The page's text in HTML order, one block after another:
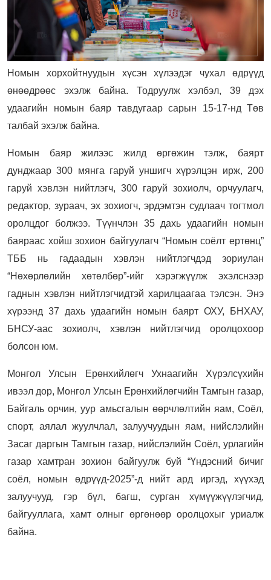
Номын хорхойтнуудын хүсэн хүлээдэг чухал өдрүүд
өнөөдрөөс эхэлж байна. Тодруулж хэлбэл, 39 дэх
удаагийн номын баяр тавдугаар сарын 15-17-нд Төв
талбай эхэлж байна.
Номын баяр жилээс жилд өргөжин тэлж, баярт
дунджаар 300 мянга гаруй уншигч хүрэлцэн ирж, 200
гаруй хэвлэн нийтлэгч, 300 гаруй зохиолч, орчуулагч,
редактор, зураач, эх зохиогч, эрдэмтэн судлаач тогтмол
оролцдог болжээ. Түүнчлэн 35 дахь удаагийн номын
баяраас хойш зохион байгуулагч “Номын соёлт ертөнц”
ТББ нь гадаадын хэвлэн нийтлэгчдэд зориулан
“Нөхөрлөлийн хөтөлбөр”-ийг хэрэгжүүлж эхэлснээр
гаднын хэвлэн нийтлэгчидтэй харилцаагаа тэлсэн. Энэ
хүрээнд 37 дахь удаагийн номын баярт ОХУ, БНХАУ,
БНСУ-аас зохиолч, хэвлэн нийтлэгчид оролцохоор
болсон юм.
Монгол Улсын Ерөнхийлөгч Ухнаагийн Хүрэлсүхийн
ивээл дор, Монгол Улсын Ерөнхийлөгчийн Тамгын газар,
Байгаль орчин, уур амьсгалын өөрчлөлтийн яам, Соёл,
спорт, аялал жуулчлал, залуучуудын яам, нийслэлийн
Засаг даргын Тамгын газар, нийслэлийн Соёл, урлагийн
газар хамтран зохион байгуулж буй “Үндэсний бичиг
соёл, номын өдрүүд-2025”-д нийт ард иргэд, хүүхэд
залуучууд, гэр бүл, багш, сурган хүмүүжүүлэгчид,
байгууллага, хамт олныг өргөнөөр оролцохыг уриалж
байна.